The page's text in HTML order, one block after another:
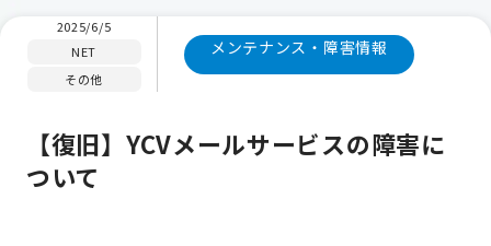
2025/6/5
NET
その他
メンテナンス・障害情報
【復旧】YCVメールサービスの障害に
ついて